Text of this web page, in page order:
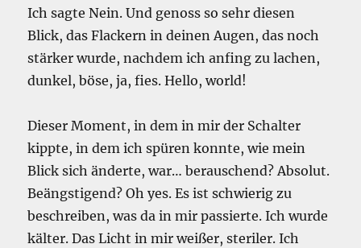
Ich sagte Nein. Und genoss so sehr diesen
Blick, das Flackern in deinen Augen, das noch
stärker wurde, nachdem ich anfing zu lachen,
dunkel, böse, ja, fies. Hello, world!
Dieser Moment, in dem in mir der Schalter
kippte, in dem ich spüren konnte, wie mein
Blick sich änderte, war… berauschend? Absolut.
Beängstigend? Oh yes. Es ist schwierig zu
beschreiben, was da in mir passierte. Ich wurde
kälter. Das Licht in mir weißer, steriler. Ich